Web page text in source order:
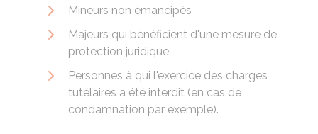
Mineurs non émancipés
Majeurs qui bénéficient d'une mesure de
protection juridique
Personnes à qui l'exercice des charges
tutélaires a été interdit (en cas de
condamnation par exemple).